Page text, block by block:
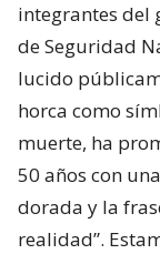
integrantes del
de Seguridad
lucido
horca como
muerte, ha
50 años con
dorada y la
realidad”.